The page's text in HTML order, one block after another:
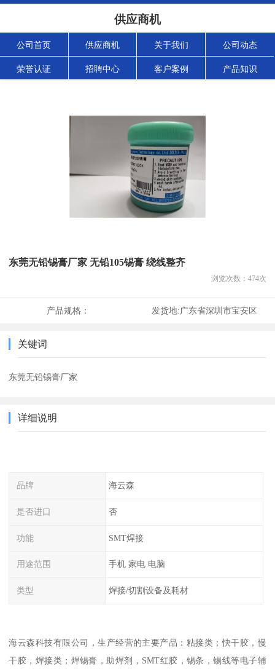
供应商机
公司首页 供应商机 关于我们 公司动态
荣誉认证 招聘中心 客户案例 产品知识
东莞无铅锡膏厂家 无铅105锡膏 绕线整齐
浏览次数： 474次
产品规格： 发货地:广东省深圳市宝安区
关键词
东莞无铅锡膏厂家
详细说明
品牌 海云森
是否进口 否
功能 SMT焊接
用途范围 手机 家电 电脑
类型 焊接/切割设备及耗材
海云森科技有限公司，生产经营的主要产品：粘接类；快干胶，慢
干胶，焊接类；焊锡膏，助焊剂，SMT红胶，锡条，锡线等电子辅